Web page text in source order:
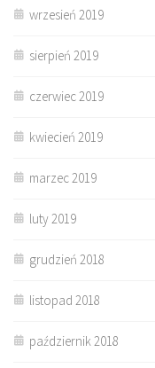
wrzesień 2019
sierpień 2019
czerwiec 2019
kwiecień 2019
marzec 2019
luty 2019
grudzień 2018
listopad 2018
październik 2018